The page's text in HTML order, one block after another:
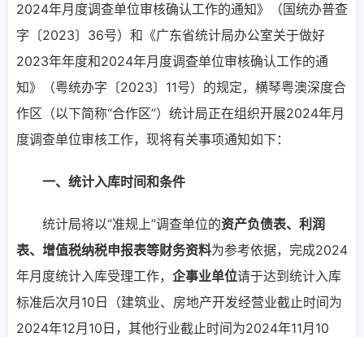
2024年月度调查单位审核确认工作的通知》（国统办普查
字〔2023〕36号）和《广东省统计局办公室关于做好
2023年年度和2024年月度调查单位审核确认工作的通
知》（粤统办字〔2023〕11号）的规定，横琴粤澳深度合
作区（以下简称“合作区”）统计局正在组织开展2024年月
度调查单位审核工作，现将有关事项通知如下：
一、统计入库时间和条件
统计局将以“准规上”调查单位的资产负债表、利润
表、增值税纳税申报表等财务资料为参考依据，完成2024
年月度统计入库受理工作， 企事业单位请于达到统计入库
标准后次月10日（建筑业、房地产开发经营业截止时间为
2024年12月10日，其他行业截止时间为2024年11月10